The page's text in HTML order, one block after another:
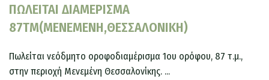
ΠΩΛΕΙΤΑΙ ΔΙΑΜΕΡΙΣΜΑ
87ΤΜ(ΜΕΝΕΜΕΝΗ,ΘΕΣΣΑΛΟΝΙΚΗ)
Πωλείται νεόδμητο οροφοδιαμέρισμα 1ου ορόφου, 87 τ.μ.,
στην περιοχή Μενεμένη Θεσσαλονίκης. ...